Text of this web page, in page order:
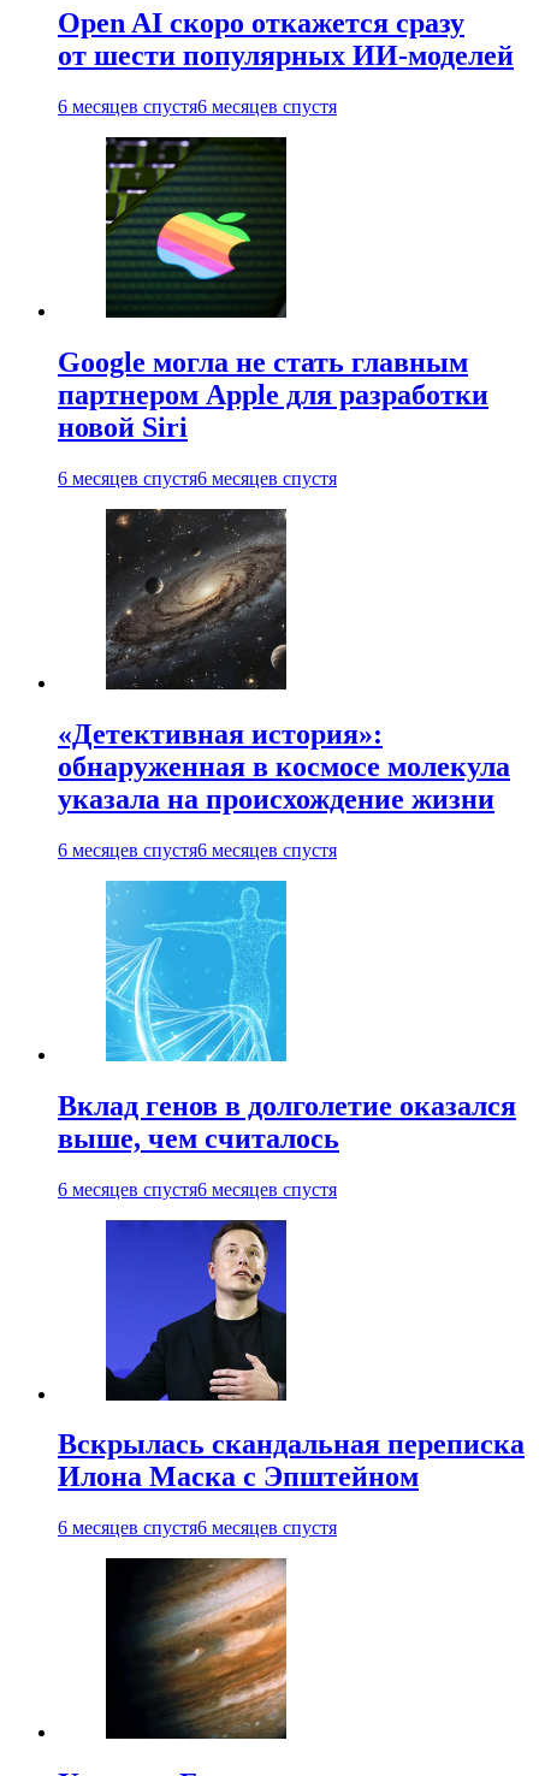
Open AI скоро откажется сразу
от шести популярных ИИ-моделей
6 месяцев спустя6 месяцев спустя
Google могла не стать главным
партнером Apple для разработки
новой Siri
6 месяцев спустя6 месяцев спустя
«Детективная история»:
обнаруженная в космосе молекула
указала на происхождение жизни
6 месяцев спустя6 месяцев спустя
Вклад генов в долголетие оказался
выше, чем считалось
6 месяцев спустя6 месяцев спустя
Вскрылась скандальная переписка
Илона Маска с Эпштейном
6 месяцев спустя6 месяцев спустя